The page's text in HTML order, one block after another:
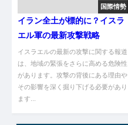
国際情勢
イラン全土が標的に？イスラ
エル軍の最新攻撃戦略
イスラエルの最新の攻撃に関する報道
は、地域の緊張をさらに高める危険性
があります。攻撃の背後にある理由や
その影響を深く掘り下げる必要があり
ます...